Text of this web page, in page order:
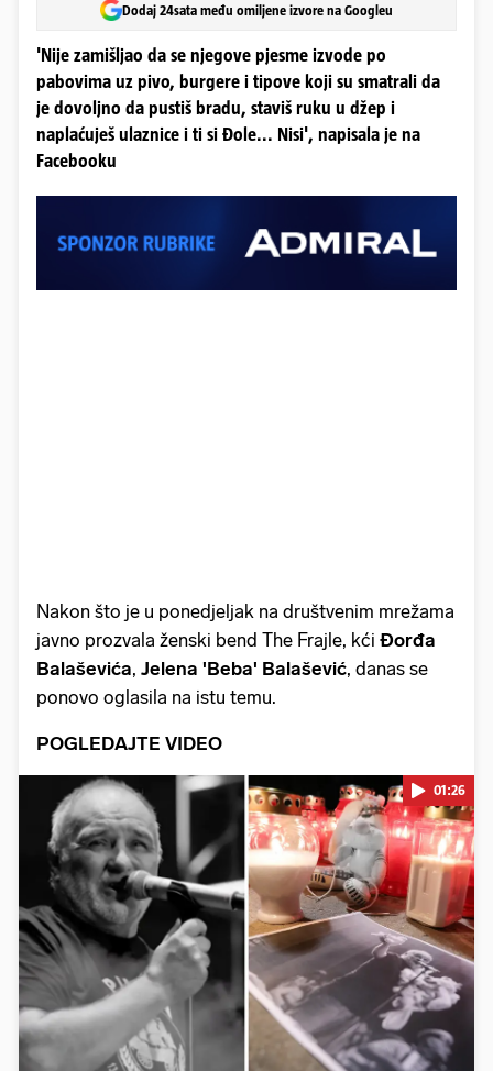
Dodaj 24sata među omiljene izvore na Googleu
'Nije zamišljao da se njegove pjesme izvode po
pabovima uz pivo, burgere i tipove koji su smatrali da
je dovoljno da pustiš bradu, staviš ruku u džep i
naplaćuješ ulaznice i ti si Đole... Nisi', napisala je na
Facebooku
Nakon što je u ponedjeljak na društvenim mrežama
javno prozvala ženski bend The Frajle, kći Đorđa
Balaševića, Jelena 'Beba' Balašević, danas se
ponovo oglasila na istu temu.
POGLEDAJTE VIDEO
Pokretanje videa...
01:26